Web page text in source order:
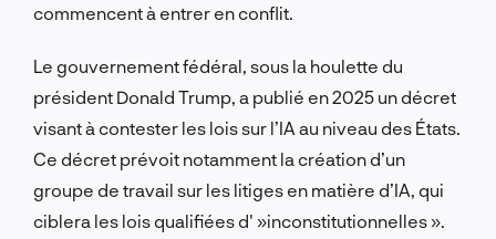
commencent à entrer en conflit.
Le gouvernement fédéral, sous la houlette du
président Donald Trump, a publié en 2025 un décret
visant à contester les lois sur l’IA au niveau des États.
Ce décret prévoit notamment la création d’un
groupe de travail sur les litiges en matière d’IA, qui
ciblera les lois qualifiées d' »inconstitutionnelles ».